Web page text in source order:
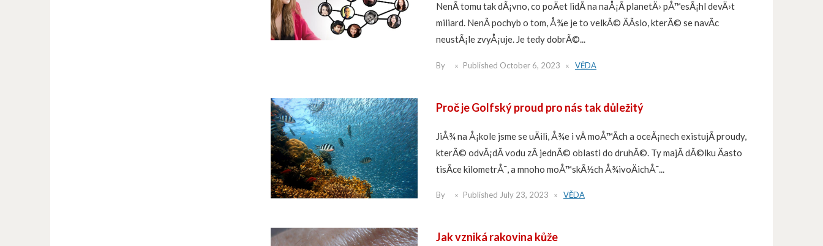
NenÃ­ tomu tak dÃ¡vno, co poÄet lidÃ­ na naÅ¡Ã­ planetÄ› pÅ™esÃ¡hl devÄ›t
miliard. NenÃ­ pochyb o tom, Å¾e je to velkÃ© ÄÃ­slo, kterÃ© se navÃ­c
neustÃ¡le zvyÅ¡uje. Je tedy dobrÃ©...
By Published October 6, 2023 VĚDA
Proč je Golfský proud pro nás tak důležitý
JiÅ¾ na Å¡kole jsme se uÄili, Å¾e i vÂ moÅ™Ã­ch a oceÃ¡nech existujÃ­ proudy,
kterÃ© odvÃ¡dÃ­ vodu zÂ jednÃ© oblasti do druhÃ©. Ty majÃ­ dÃ©lku Äasto
tisÃ­ce kilometrÅ¯, a mnoho moÅ™skÃ½ch Å¾ivoÄichÅ¯...
By Published July 23, 2023 VĚDA
Jak vzniká rakovina kůže